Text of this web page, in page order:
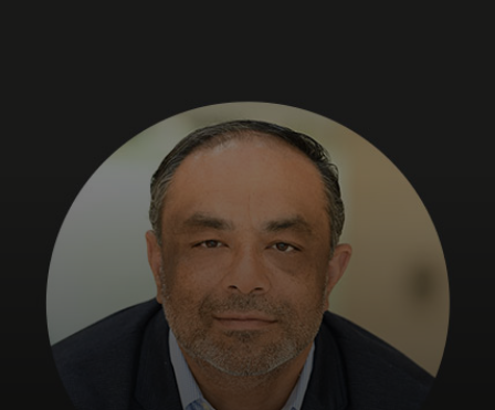
Maailmalle
Innovaattoreille
Uutiset ja trendit